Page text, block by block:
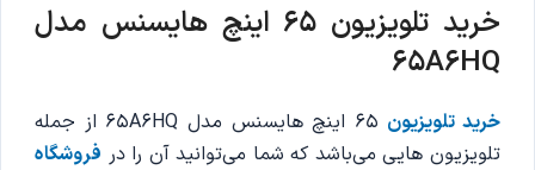
خرید تلویزیون 65 اینچ هایسنس مدل
65A6HQ
خرید تلویزیون
65 اینچ هایسنس مدل 65A6HQ از جمله
تلویزیون هایی می‌باشد که شما می‌توانید آن را در فروشگاه